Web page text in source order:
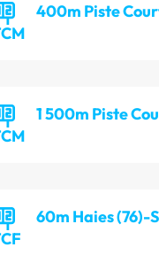
400m Piste
1 500m Piste
60m Haies (76)-